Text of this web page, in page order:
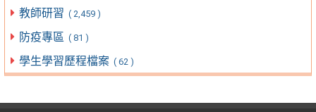
教師研習 ( 2,459 )
防疫專區 ( 81 )
學生學習歷程檔案 ( 62 )